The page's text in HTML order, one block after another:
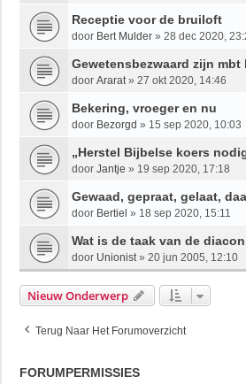
Receptie voor de bruiloft
door Bert Mulder » 28 dec 2020,
Gewetensbezwaard zijn
door Ararat» 27 okt 2020, 14:46
Bekering, vroeger en nu
door Bezorgd » 15 sep 2020, 10:03
„Herstel Bijbelse koers
door Jantje » 19 sep 2020, 17:18
Gewaad, gepraat, gelaat,
door Bertiel » 18 sep 2020, 15:11
Wat is de taak van de
door Unionist» 20 jun 2005, 12:10
Nieuw Onderwerp
Terug Naar Het Forumoverzicht
FORUMPERMISSIES